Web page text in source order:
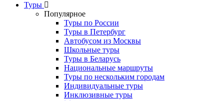
Туры
Популярное
Туры по России
Туры в Петербург
Автобусом из Москвы
Школьные туры
Туры в Беларусь
Национальные маршруты
Туры по нескольким городам
Индивидуальные туры
Инклюзивные туры